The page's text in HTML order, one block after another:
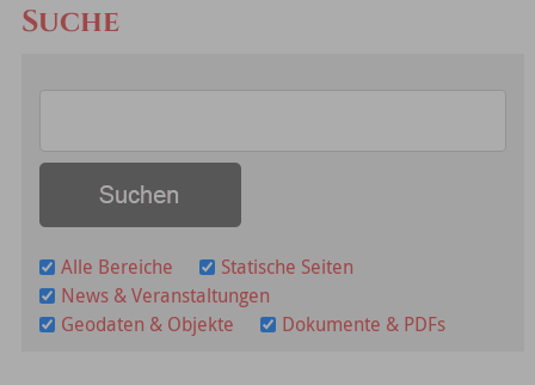
Suche
Alle Bereiche
Statische Seiten
News & Veranstaltungen
Geodaten & Objekte
Dokumente & PDFs